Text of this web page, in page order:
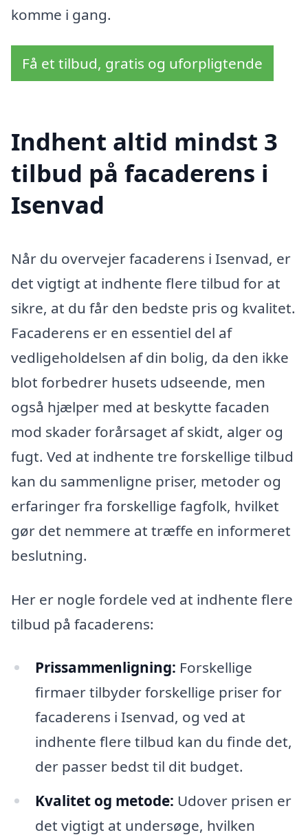
komme i gang.
Få et tilbud, gratis og uforpligtende
Indhent altid mindst 3
tilbud på facaderens i
Isenvad
Når du overvejer facaderens i Isenvad, er
det vigtigt at indhente flere tilbud for at
sikre, at du får den bedste pris og kvalitet.
Facaderens er en essentiel del af
vedligeholdelsen af din bolig, da den ikke
blot forbedrer husets udseende, men
også hjælper med at beskytte facaden
mod skader forårsaget af skidt, alger og
fugt. Ved at indhente tre forskellige tilbud
kan du sammenligne priser, metoder og
erfaringer fra forskellige fagfolk, hvilket
gør det nemmere at træffe en informeret
beslutning.
Her er nogle fordele ved at indhente flere
tilbud på facaderens:
Prissammenligning: Forskellige
firmaer tilbyder forskellige priser for
facaderens i Isenvad, og ved at
indhente flere tilbud kan du finde det,
der passer bedst til dit budget.
Kvalitet og metode: Udover prisen er
det vigtigt at undersøge, hvilken